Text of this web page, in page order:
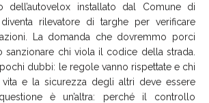
dell’autovelox installato dal Comune di
rilevatore di targhe per verificare
La domanda che dovremmo porci
sanzionare chi viola il codice della strada.
dubbi: le regole vanno rispettate e chi
e la sicurezza degli altri deve essere
è un’altra: perché il controllo